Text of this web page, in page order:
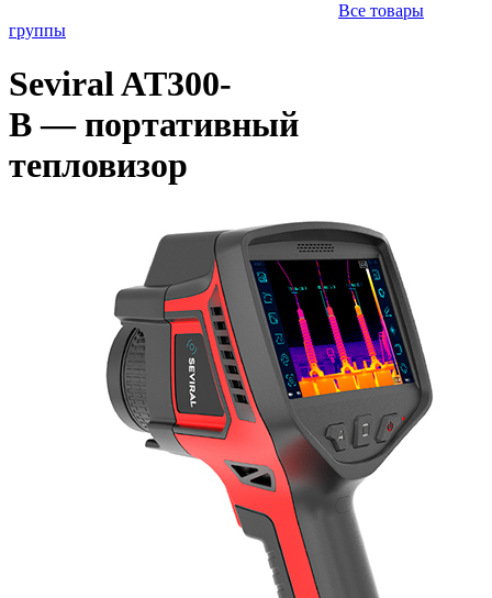
Все товары
группы
Seviral AT300-
B — портативный
тепловизор